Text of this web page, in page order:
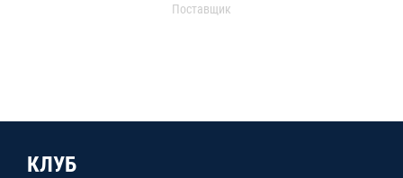
Поставщик
КЛУБ